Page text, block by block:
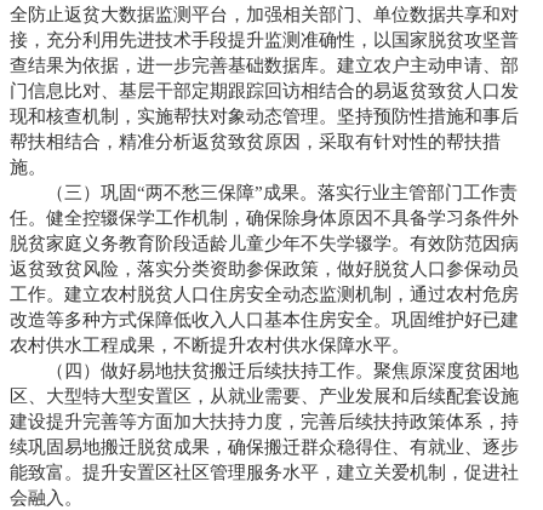
全防止返贫大数据监测平台，加强相关部门、单位数据共享和对
接，充分利用先进技术手段提升监测准确性，以国家脱贫攻坚普
查结果为依据，进一步完善基础数据库。建立农户主动申请、部
门信息比对、基层干部定期跟踪回访相结合的易返贫致贫人口发
现和核查机制，实施帮扶对象动态管理。坚持预防性措施和事后
帮扶相结合，精准分析返贫致贫原因，采取有针对性的帮扶措
施。
（三）巩固“两不愁三保障”成果。落实行业主管部门工作责
任。健全控辍保学工作机制，确保除身体原因不具备学习条件外
脱贫家庭义务教育阶段适龄儿童少年不失学辍学。有效防范因病
返贫致贫风险，落实分类资助参保政策，做好脱贫人口参保动员
工作。建立农村脱贫人口住房安全动态监测机制，通过农村危房
改造等多种方式保障低收入人口基本住房安全。巩固维护好已建
农村供水工程成果，不断提升农村供水保障水平。
（四）做好易地扶贫搬迁后续扶持工作。聚焦原深度贫困地
区、大型特大型安置区，从就业需要、产业发展和后续配套设施
建设提升完善等方面加大扶持力度，完善后续扶持政策体系，持
续巩固易地搬迁脱贫成果，确保搬迁群众稳得住、有就业、逐步
能致富。提升安置区社区管理服务水平，建立关爱机制，促进社
会融入。